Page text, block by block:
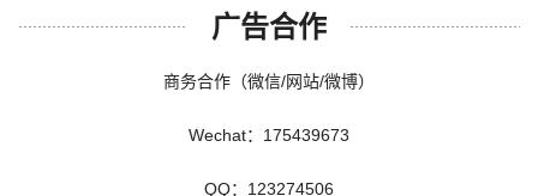
广告合作
商务合作（微信/网站/微博）
Wechat：175439673
QQ：123274506